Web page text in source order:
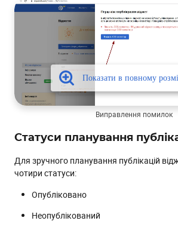
Виправлення помилок
Статуси планування
Для зручного планування публікацій
чотири статуси:
Опубліковано
Неопублікований